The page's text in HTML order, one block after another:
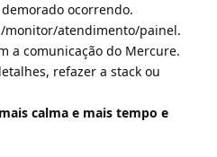
ocorrendo.
monitor/atendimento/painel.
a comunicação do Mercure.
refazer a stack ou
calma e mais tempo e